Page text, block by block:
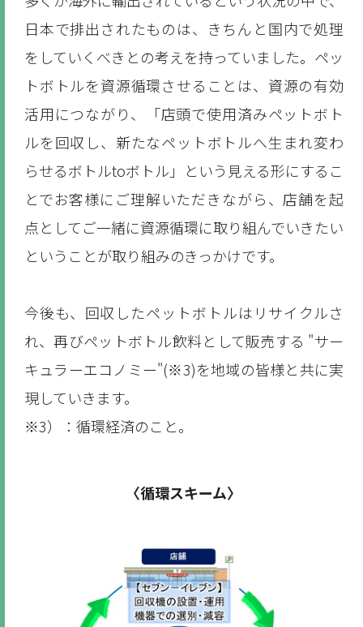
日本で排出されたものは、きちんと国内で処理
をしていくべきとの考えを持っていました。ペッ
トボトルを資源循環させることは、資源の有効
活用につながり、「店頭で使用済みペットボト
ルを回収し、新たなペットボトルへ生まれ変わ
らせるボトルtoボトル」という見える形にするこ
とでお客様にご理解いただきながら、店舗を起
点としてご一緒に資源循環に取り組んでいきたい
ということが取り組みのきっかけです。
今後も、回収したペットボトルはリサイクルさ
れ、再びペットボトル飲料として販売する "サー
キュラーエコノミー"(※3)を地域の皆様と共に実
現していきます。
※3）：循環経済のこと。
〈循環スキーム〉